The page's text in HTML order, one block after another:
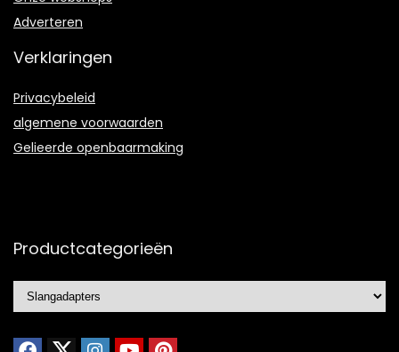
Adverteren
Verklaringen
Privacybeleid
algemene voorwaarden
Gelieerde openbaarmaking
Productcategorieën